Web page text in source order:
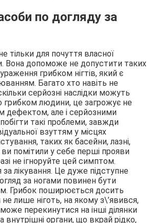
по догляду за
не тільки для почуття власної
Вона допоможе не допустити таких
грибком нігтів, який є
Багато хто навіть не
серйозні наслідки можуть
грибком людини, це загрожує не
дефектом, але і серйозними
такі проблеми, завжди
взуттям у місцях
таких як басейни, лазні,
помітили у себе перші прояви
не ігноруйте цей симптом.
за лікування. Це дуже підступне
за ногами повинен бути
Грибок поширюється досить
лише ніготь, на якому з\’явився,
перекинутися на інші ділянки
внутрішні органи, що вкрай рідко,